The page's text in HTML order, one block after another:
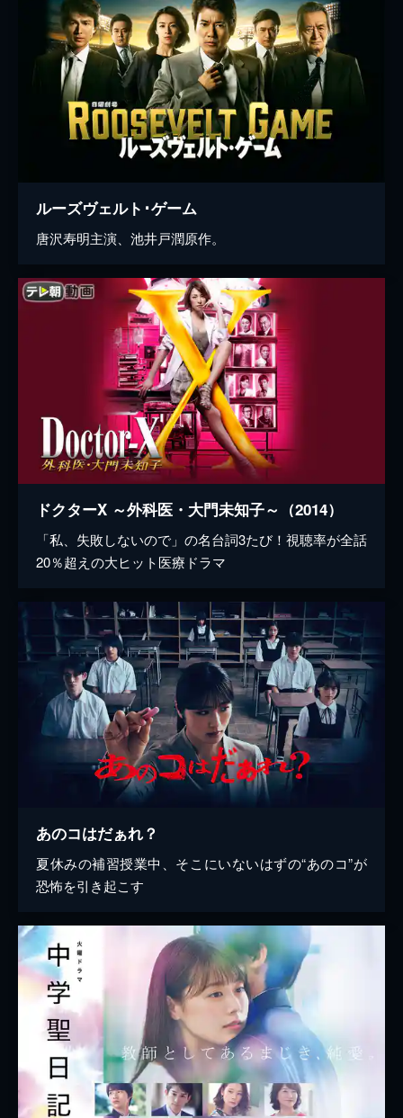
ルーズヴェルト･ゲーム
唐沢寿明主演、池井戸潤原作。
ドクターX ～外科医・大門未知子～（2014）
「私、失敗しないので」の名台詞3たび！視聴率が全話
20％超えの大ヒット医療ドラマ
あのコはだぁれ？
夏休みの補習授業中、そこにいないはずの“あのコ”が
恐怖を引き起こす